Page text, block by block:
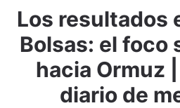
Los resultados
Bolsas: el foco
hacia Ormuz
diario de